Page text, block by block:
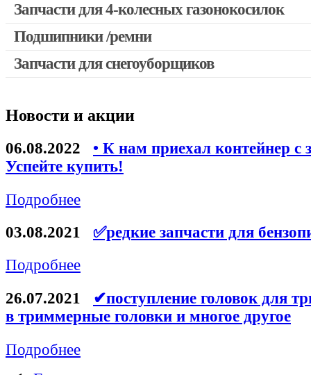
Запчасти для 4-колесных газонокосилок
Подшипники /ремни
Запчасти для снегоуборщиков
Новости и акции
06.08.2022
• К нам приехал контейнер с
Успейте купить!
Подробнее
03.08.2021
✅редкие запчасти для
Подробнее
26.07.2021
✔поступление головок для
в триммерные головки и многое другое
Подробнее